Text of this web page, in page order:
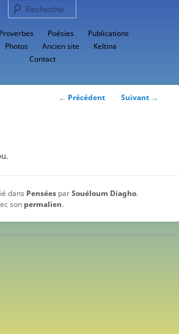
Aller
au
contenu
Proverbes Poésies
Publications
Photos Ancien site
Keltina
Contact
Navigation
← Précédent Suivant →
dans Pensées parSouéloum Diagho.
son permalien.